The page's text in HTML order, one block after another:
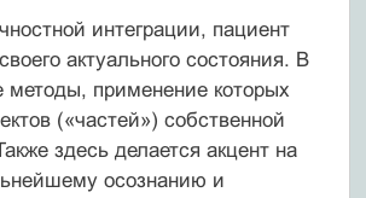
интеграции, пациент
актуального состояния. В
методы, применение которых
(«частей») собственной
здесь делается акцент на
осознанию и